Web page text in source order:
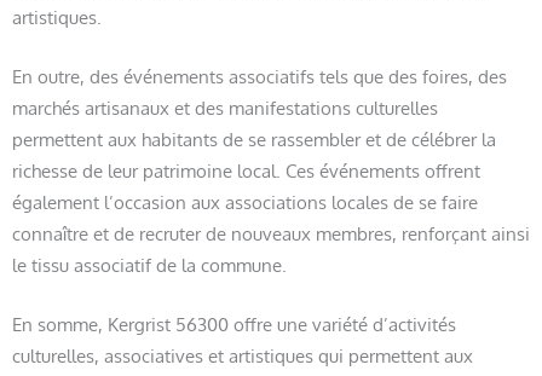
artistiques.
En outre, des événements associatifs tels que des foires, des
marchés artisanaux et des manifestations culturelles
permettent aux habitants de se rassembler et de célébrer la
richesse de leur patrimoine local. Ces événements offrent
également l’occasion aux associations locales de se faire
connaître et de recruter de nouveaux membres, renforçant ainsi
le tissu associatif de la commune.
En somme, Kergrist 56300 offre une variété d’activités
culturelles, associatives et artistiques qui permettent aux